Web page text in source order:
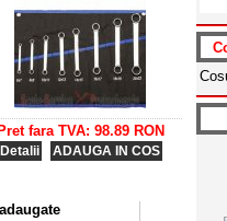
Pret fara TVA: 98.89 RON
Detalii ADAUGA IN COS